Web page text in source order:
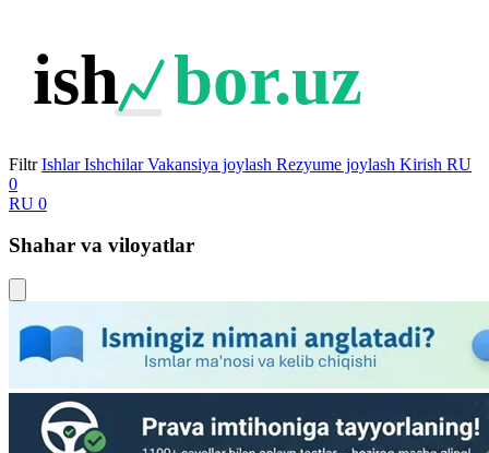
ish bor.uz
Filtr Ishlar Ishchilar Vakansiya joylash Rezyume joylash Kirish RU
0
RU 0
Shahar va viloyatlar